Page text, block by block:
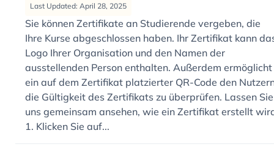
Last Updated: April 28, 2025
Sie können Zertifikate an Studierende vergeben, die
Ihre Kurse abgeschlossen haben. Ihr Zertifikat kann
Logo Ihrer Organisation und den Namen der
ausstellenden Person enthalten. Außerdem ermöglicht
ein auf dem Zertifikat platzierter QR-Code den
die Gültigkeit des Zertifikats zu überprüfen. Lassen Sie
uns gemeinsam ansehen, wie ein Zertifikat erstellt
1. Klicken Sie auf...